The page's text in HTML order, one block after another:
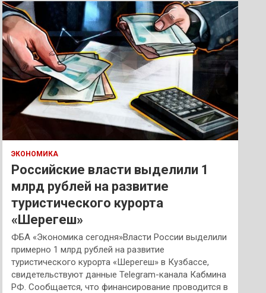
к
ЭКОНОМИКА
Российские власти выделили 1
млрд рублей на развитие
туристического курорта
«Шерегеш»
ФБА «Экономика сегодня»Власти России выделили
примерно 1 млрд рублей на развитие
туристического курорта «Шерегеш» в Кузбассе,
свидетельствуют данные Telegram-канала Кабмина
РФ. Сообщается, что финансирование проводится в